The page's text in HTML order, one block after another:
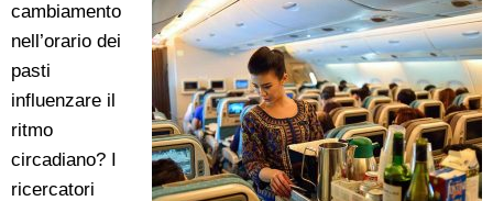
cambiamento
nell’orario dei
pasti
influenzare il
ritmo
circadiano? I
ricercatori